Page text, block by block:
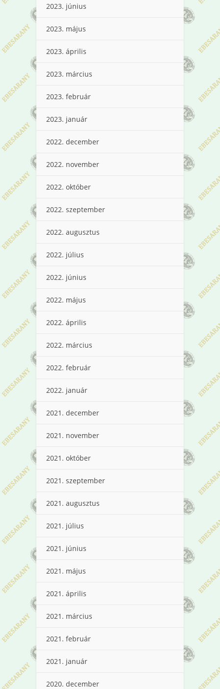
2023. június
2023. május
2023. április
2023. március
2023. február
2023. január
2022. december
2022. november
2022. október
2022. szeptember
2022. augusztus
2022. július
2022. június
2022. május
2022. április
2022. március
2022. február
2022. január
2021. december
2021. november
2021. október
2021. szeptember
2021. augusztus
2021. július
2021. június
2021. május
2021. április
2021. március
2021. február
2021. január
2020. december